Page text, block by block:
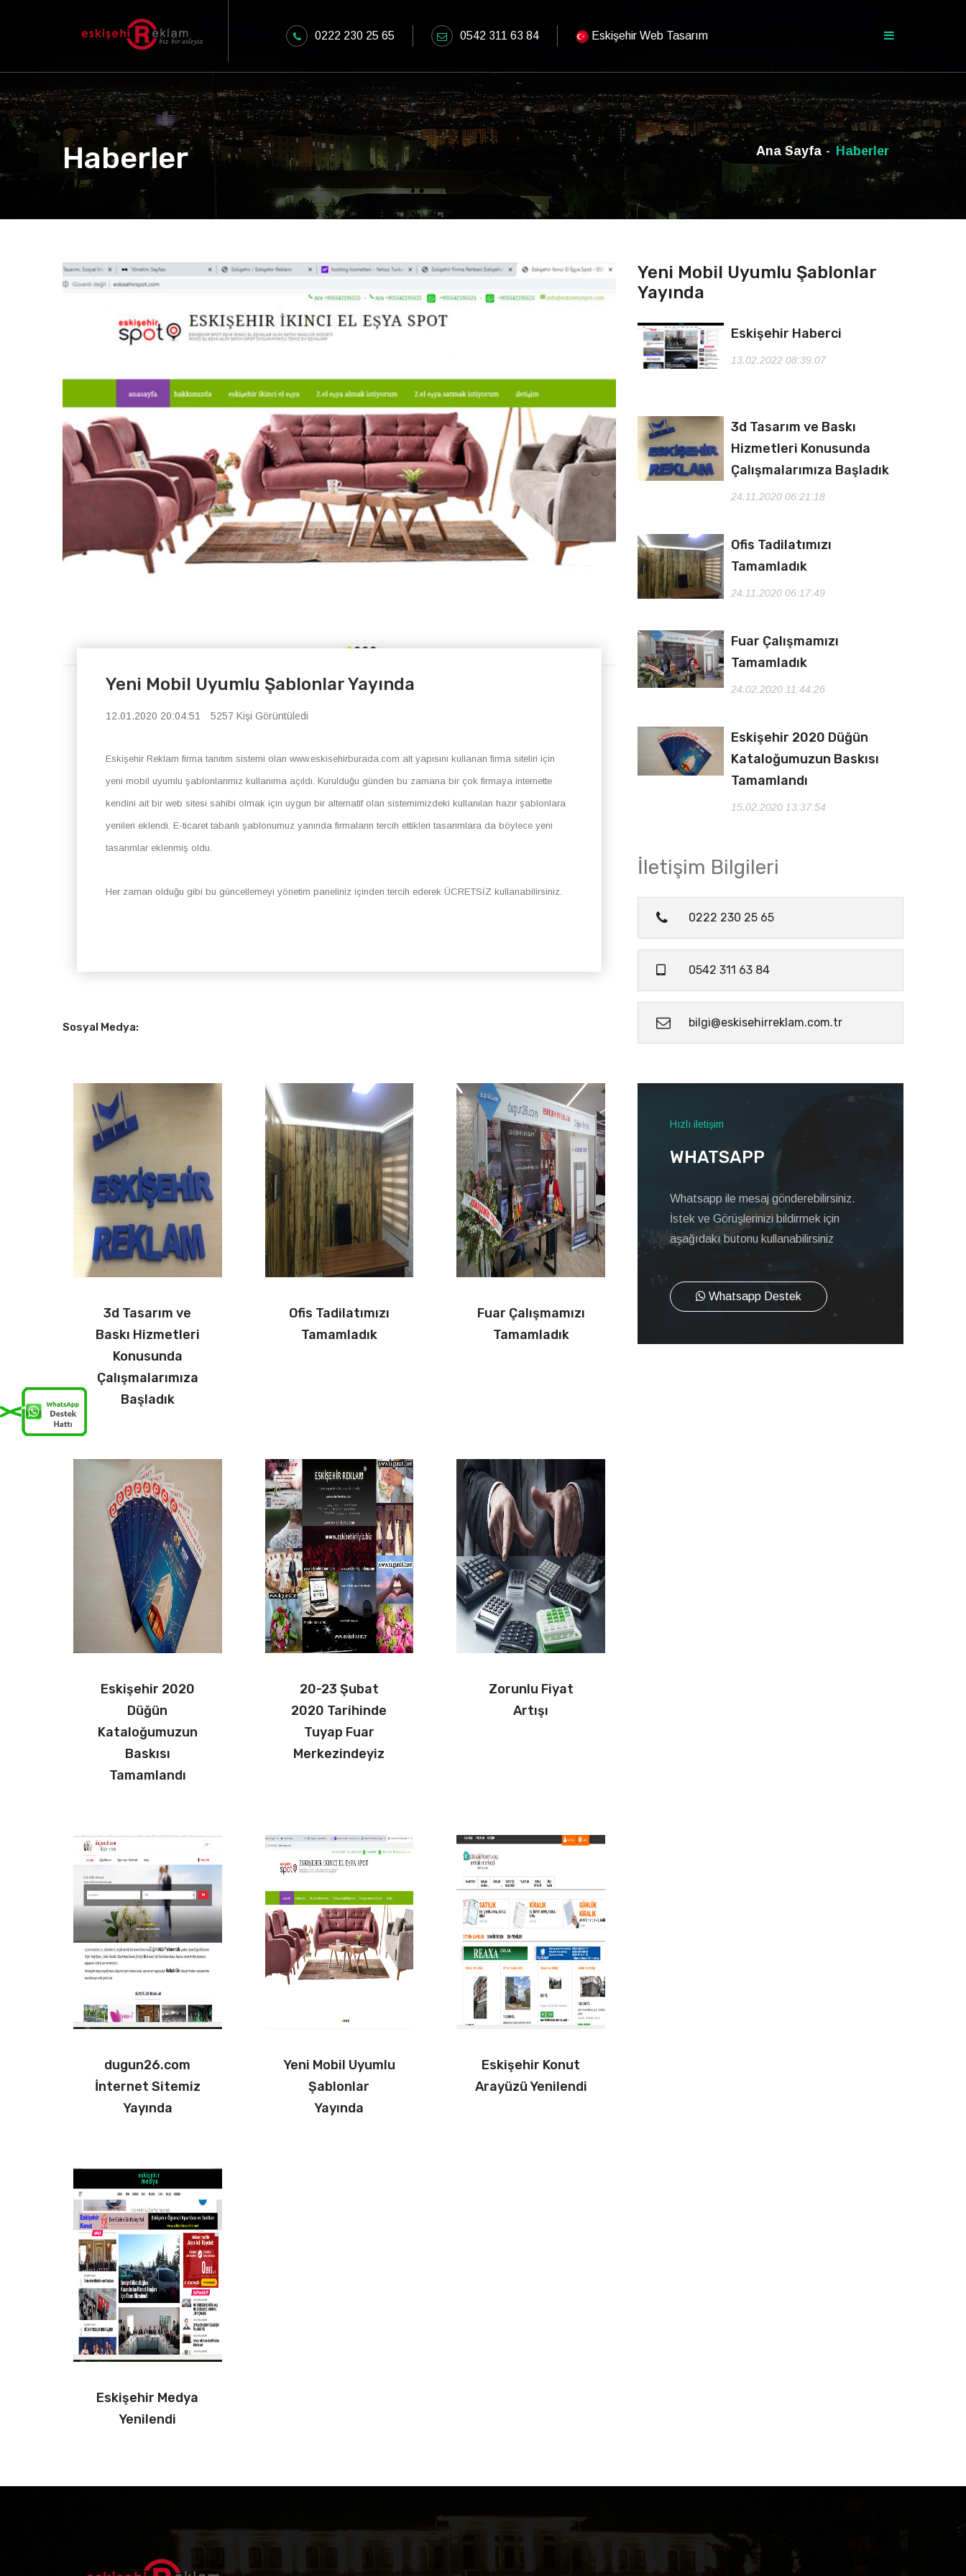
0222 230 25 65 0542 311 63 84 Eskişehir Web Tasarım
Haberler Ana Sayfa Haberler
Yeni Mobil Uyumlu Şablonlar Yayında
12.01.2020 20:04:51 5257 Kişi Görüntüledi
Eskişehir Reklam firma tanıtım sistemi olan www.eskisehirburada.com alt yapısını kullanan firma siteliri için
yeni mobil uyumlu şablonlarımız kullanıma açıldı. Kurulduğu günden bu zamana bir çok firmaya internette
kendini ait bir web sitesi sahibi olmak için uygun bir alternatif olan sistemimizdeki kullanılan hazır şablonlara
yenileri eklendi. E-ticaret tabanlı şablonumuz yanında firmaların tercih ettikleri tasarımlara da böylece yeni
tasarımlar eklenmiş oldu.
Her zaman olduğu gibi bu güncellemeyi yönetim paneliniz içinden tercih ederek ÜCRETSİZ kullanabilirsiniz.
Sosyal Medya:
3d Tasarım ve
Baskı Hizmetleri
Konusunda
Çalışmalarımıza
Başladık
Ofis Tadilatımızı
Tamamladık
Fuar Çalışmamızı
Tamamladık
Eskişehir 2020
Düğün
Kataloğumuzun
Baskısı
Tamamlandı
20-23 Şubat
2020 Tarihinde
Tuyap Fuar
Merkezindeyiz
Zorunlu Fiyat
Artışı
dugun26.com
İnternet Sitemiz
Yayında
Yeni Mobil Uyumlu
Şablonlar
Yayında
Eskişehir Konut
Arayüzü Yenilendi
Eskişehir Medya
Yenilendi
Yeni Mobil Uyumlu Şablonlar
Yayında
Eskişehir Haberci
13.02.2022 08:39:07
3d Tasarım ve Baskı
Hizmetleri Konusunda
Çalışmalarımıza Başladık
24.11.2020 06:21:18
Ofis Tadilatımızı
Tamamladık
24.11.2020 06:17:49
Fuar Çalışmamızı
Tamamladık
24.02.2020 11:44:26
Eskişehir 2020 Düğün
Kataloğumuzun Baskısı
Tamamlandı
15.02.2020 13:37:54
İletişim Bilgileri
0222 230 25 65
0542 311 63 84
bilgi@eskisehirreklam.com.tr
Hızlı iletişim
WHATSAPP
Whatsapp ile mesaj gönderebilirsiniz.
İstek ve Görüşlerinizi bildirmek için
aşağıdakı butonu kullanabilirsiniz
Whatsapp Destek